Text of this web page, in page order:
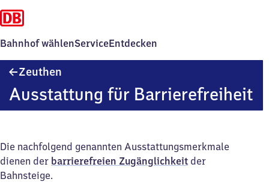
Bahnhof wählenServiceEntdecken
Zeuthen
Ausstattung für Barrierefreiheit
Die nachfolgend genannten Ausstattungsmerkmale
dienen der barrierefreien Zugänglichkeit der
Bahnsteige.